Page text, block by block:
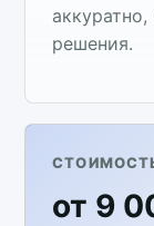
решения.
от 9